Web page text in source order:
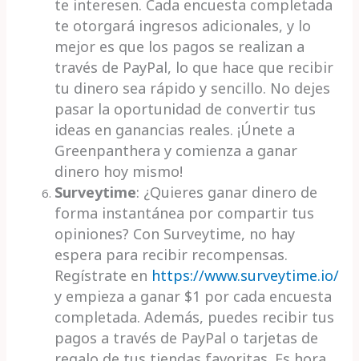
te interesen. Cada encuesta completada
te otorgará ingresos adicionales, y lo
mejor es que los pagos se realizan a
través de PayPal, lo que hace que recibir
tu dinero sea rápido y sencillo. No dejes
pasar la oportunidad de convertir tus
ideas en ganancias reales. ¡Únete a
Greenpanthera y comienza a ganar
dinero hoy mismo!
Surveytime: ¿Quieres ganar dinero de
forma instantánea por compartir tus
opiniones? Con Surveytime, no hay
espera para recibir recompensas.
Regístrate en https://www.surveytime.io/
y empieza a ganar $1 por cada encuesta
completada. Además, puedes recibir tus
pagos a través de PayPal o tarjetas de